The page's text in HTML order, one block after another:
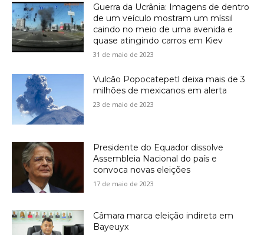
Guerra da Ucrânia: Imagens de dentro
de um veículo mostram um míssil
caindo no meio de uma avenida e
quase atingindo carros em Kiev
31 de maio de 2023
Vulcão Popocatepetl deixa mais de 3
milhões de mexicanos em alerta
23 de maio de 2023
Presidente do Equador dissolve
Assembleia Nacional do país e
convoca novas eleições
17 de maio de 2023
Câmara marca eleição indireta em
Bayeuyx